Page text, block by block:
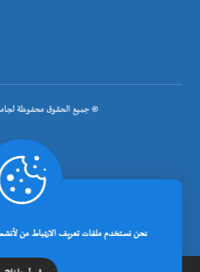
© جميع الحقوق محفوظة لجامعة
.
نحن نستخدم ملفات تعريف الارتباط من